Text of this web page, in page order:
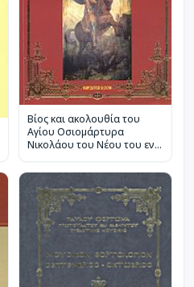
Βίος και ακολουθία του
Αγίου Οσιομάρτυρα
Νικολάου του Νέου του εν